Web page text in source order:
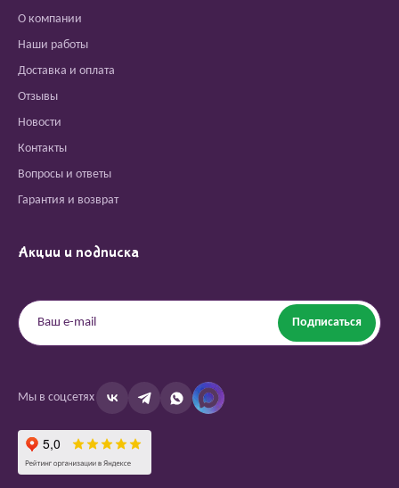
О компании
Наши работы
Доставка и оплата
Отзывы
Новости
Контакты
Вопросы и ответы
Гарантия и возврат
Акции и подписка
Подписаться
Мы в соцсетях